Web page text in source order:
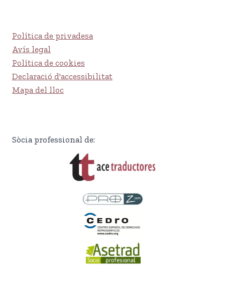
Política de privadesa
Avís legal
Política de cookies
Declaració d'accessibilitat
Mapa del lloc
Sòcia professional de: